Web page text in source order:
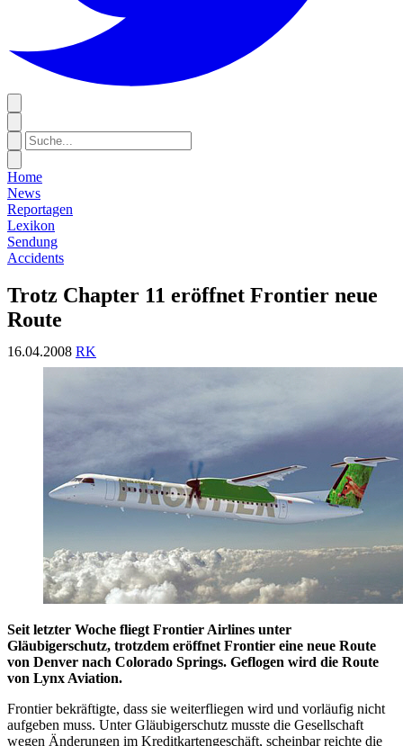
Home
News
Reportagen
Lexikon
Sendung
Accidents
Trotz Chapter 11 eröffnet Frontier neue
Route
16.04.2008 RK
Seit letzter Woche fliegt Frontier Airlines unter
Gläubigerschutz, trotzdem eröffnet Frontier eine neue Route
von Denver nach Colorado Springs. Geflogen wird die Route
von Lynx Aviation.
Frontier bekräftigte, dass sie weiterfliegen wird und vorläufig nicht
aufgeben muss. Unter Gläubigerschutz musste die Gesellschaft
wegen Änderungen im Kreditkartengeschäft, scheinbar reichte die